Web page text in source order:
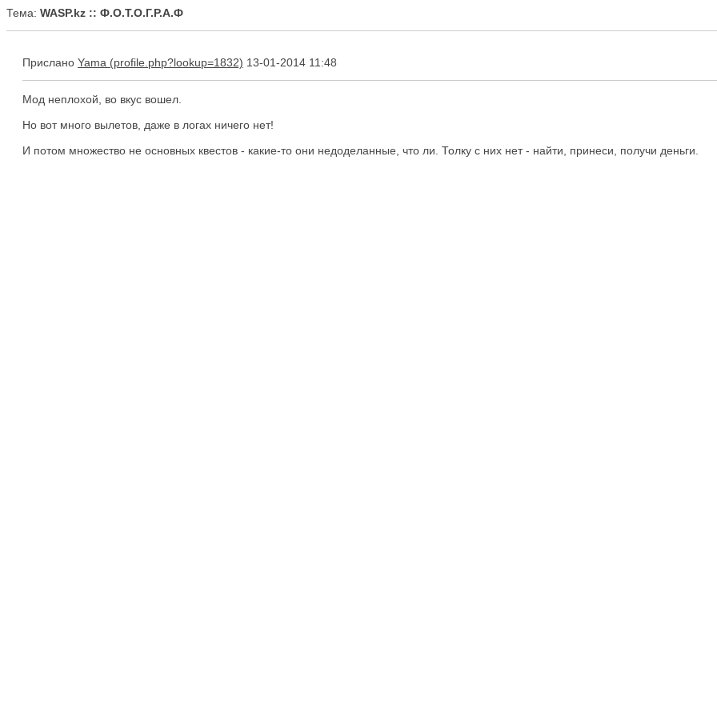
Тема: WASP.kz :: Ф.О.Т.О.Г.Р.А.Ф
Прислано Yama 13-01-2014 11:48
Мод неплохой, во вкус вошел.
Но вот много вылетов, даже в логах ничего нет!
И потом множество не основных квестов - какие-то они недоделанные, что ли. Толку с них нет - найти, принеси, получи деньги.